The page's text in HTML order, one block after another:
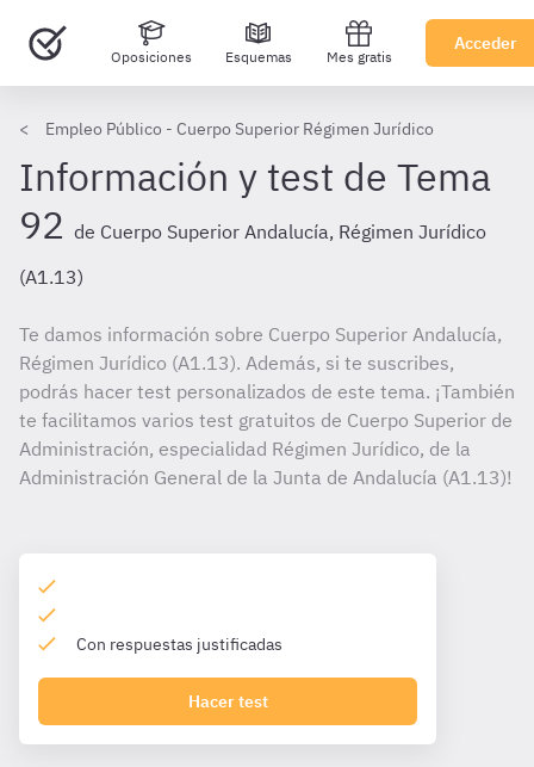
Oposiciones Esquemas Mes gratis
Acceder
Empleo Público - Cuerpo Superior Régimen Jurídico
Información y test de Tema
92 de Cuerpo Superior Andalucía, Régimen Jurídico
(A1.13)
Te damos información sobre Cuerpo Superior Andalucía,
Régimen Jurídico (A1.13). Además, si te suscribes,
podrás hacer test personalizados de este tema. ¡También
te facilitamos varios test gratuitos de Cuerpo Superior de
Administración, especialidad Régimen Jurídico, de la
Administración General de la Junta de Andalucía (A1.13)!
Con respuestas justificadas
Hacer test